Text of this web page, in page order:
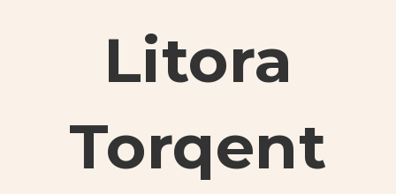
Litora
Torqent